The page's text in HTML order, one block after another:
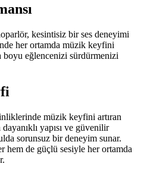
kesintisiz bir ses deneyimi
her ortamda müzik keyfini
boyu eğlencenizi sürdürmenizi
müzik keyfini artıran
yapısı ve güvenilir
sorunsuz bir deneyim sunar.
hem de güçlü sesiyle her ortamda